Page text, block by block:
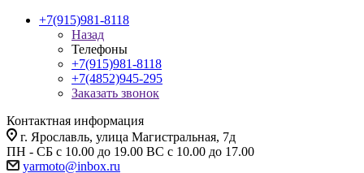
+7(915)981-8118
Назад
Телефоны
+7(915)981-8118
+7(4852)945-295
Заказать звонок
Контактная информация
г. Ярославль, улица Магистральная, 7д
ПН - СБ с 10.00 до 19.00 ВС с 10.00 до 17.00
yarmoto@inbox.ru